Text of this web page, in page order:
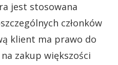
jest stosowana
członków
klient ma prawo do
zakup większości